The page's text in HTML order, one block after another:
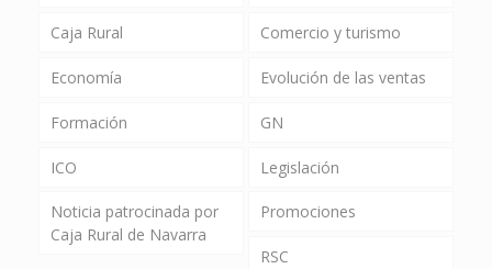
Caja Rural Comercio y turismo
Economía Evolución de las ventas
Formación GN
ICO Legislación
Noticia patrocinada por
Caja Rural de Navarra
Promociones
RSC